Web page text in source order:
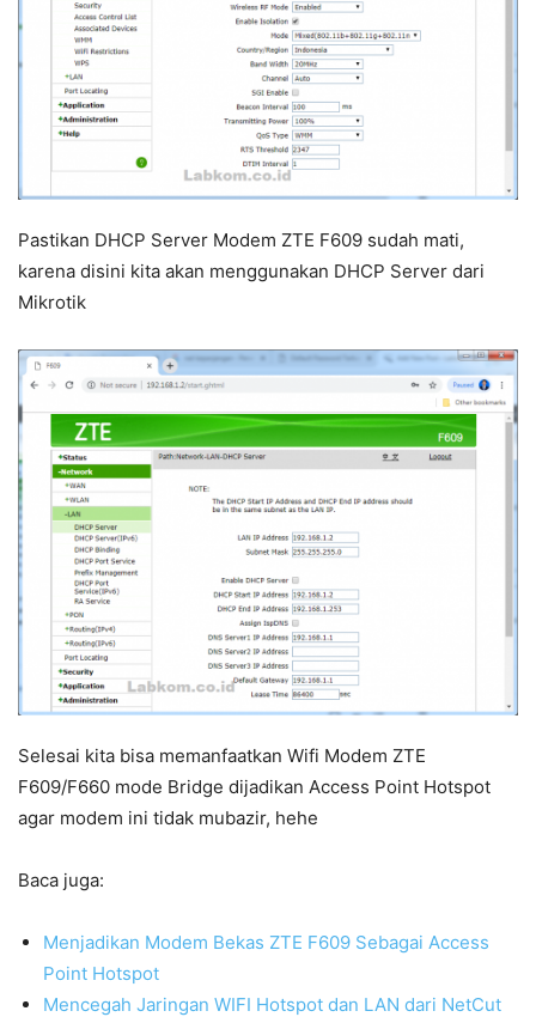
Pastikan DHCP Server Modem ZTE F609 sudah mati,
karena disini kita akan menggunakan DHCP Server dari
Mikrotik
Selesai kita bisa memanfaatkan Wifi Modem ZTE
F609/F660 mode Bridge dijadikan Access Point Hotspot
agar modem ini tidak mubazir, hehe
Baca juga:
Menjadikan Modem Bekas ZTE F609 Sebagai Access
Point Hotspot
Mencegah Jaringan WIFI Hotspot dan LAN dari NetCut